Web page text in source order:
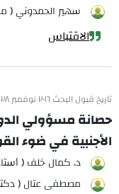
سهير الحمدوني (
الاقتباس
تاريخ قبول البحث ٢٠١٦ نوفمبر ٢٨
حصانة مسؤولي
الأجنبية في ضوء
د. كمال خلف (
مصطفى عتال (